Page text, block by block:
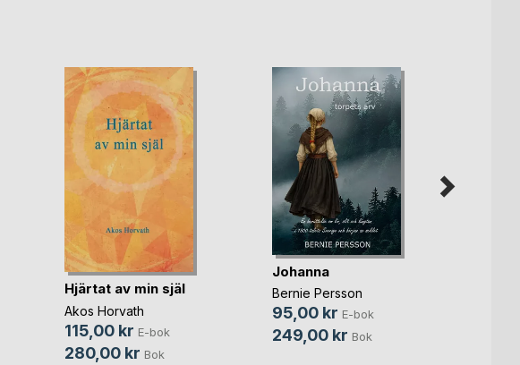
Hjärtat av min själ
Akos Horvath
115,00 kr E-bok
280,00 kr Bok
Johanna
Bernie Persson
95,00 kr E-bok
249,00 kr Bok